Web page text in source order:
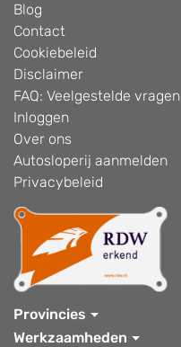
Blog
Contact
Cookiebeleid
Disclaimer
FAQ: Veelgestelde vragen
Inloggen
Over ons
Autosloperij aanmelden
Privacybeleid
Provincies
Werkzaamheden